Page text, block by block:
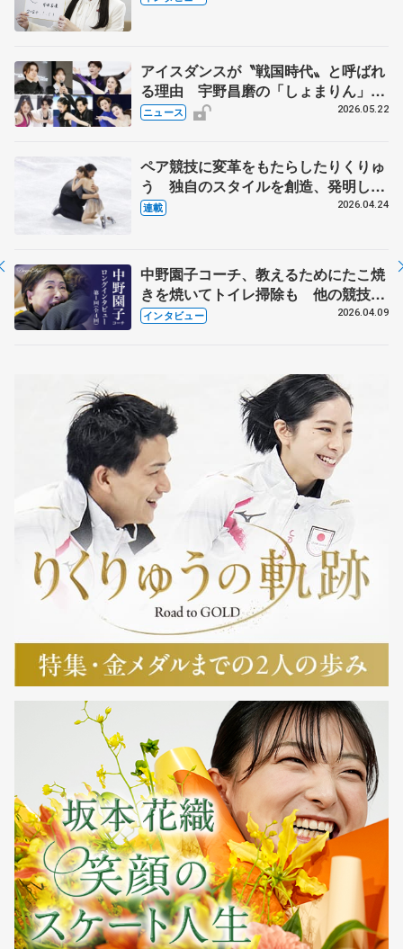
アイスダンスが〝戦国時代〟と呼ばれ
る理由 宇野昌磨の「しょまりん」ら
実力者が相次いで参戦 国内の競争激
ニュース 2026.05.22
ペア競技に変革をもたらしたりくりゅ
う 独自のスタイルを創造、発明した
【引退発表後②】
連載 2026.04.24
中野園子コーチ、教えるためにたこ焼
きを焼いてトイレ掃除も 他の競技に
も通用するという坂本花織の筋肉
インタビュー 2026.04.09